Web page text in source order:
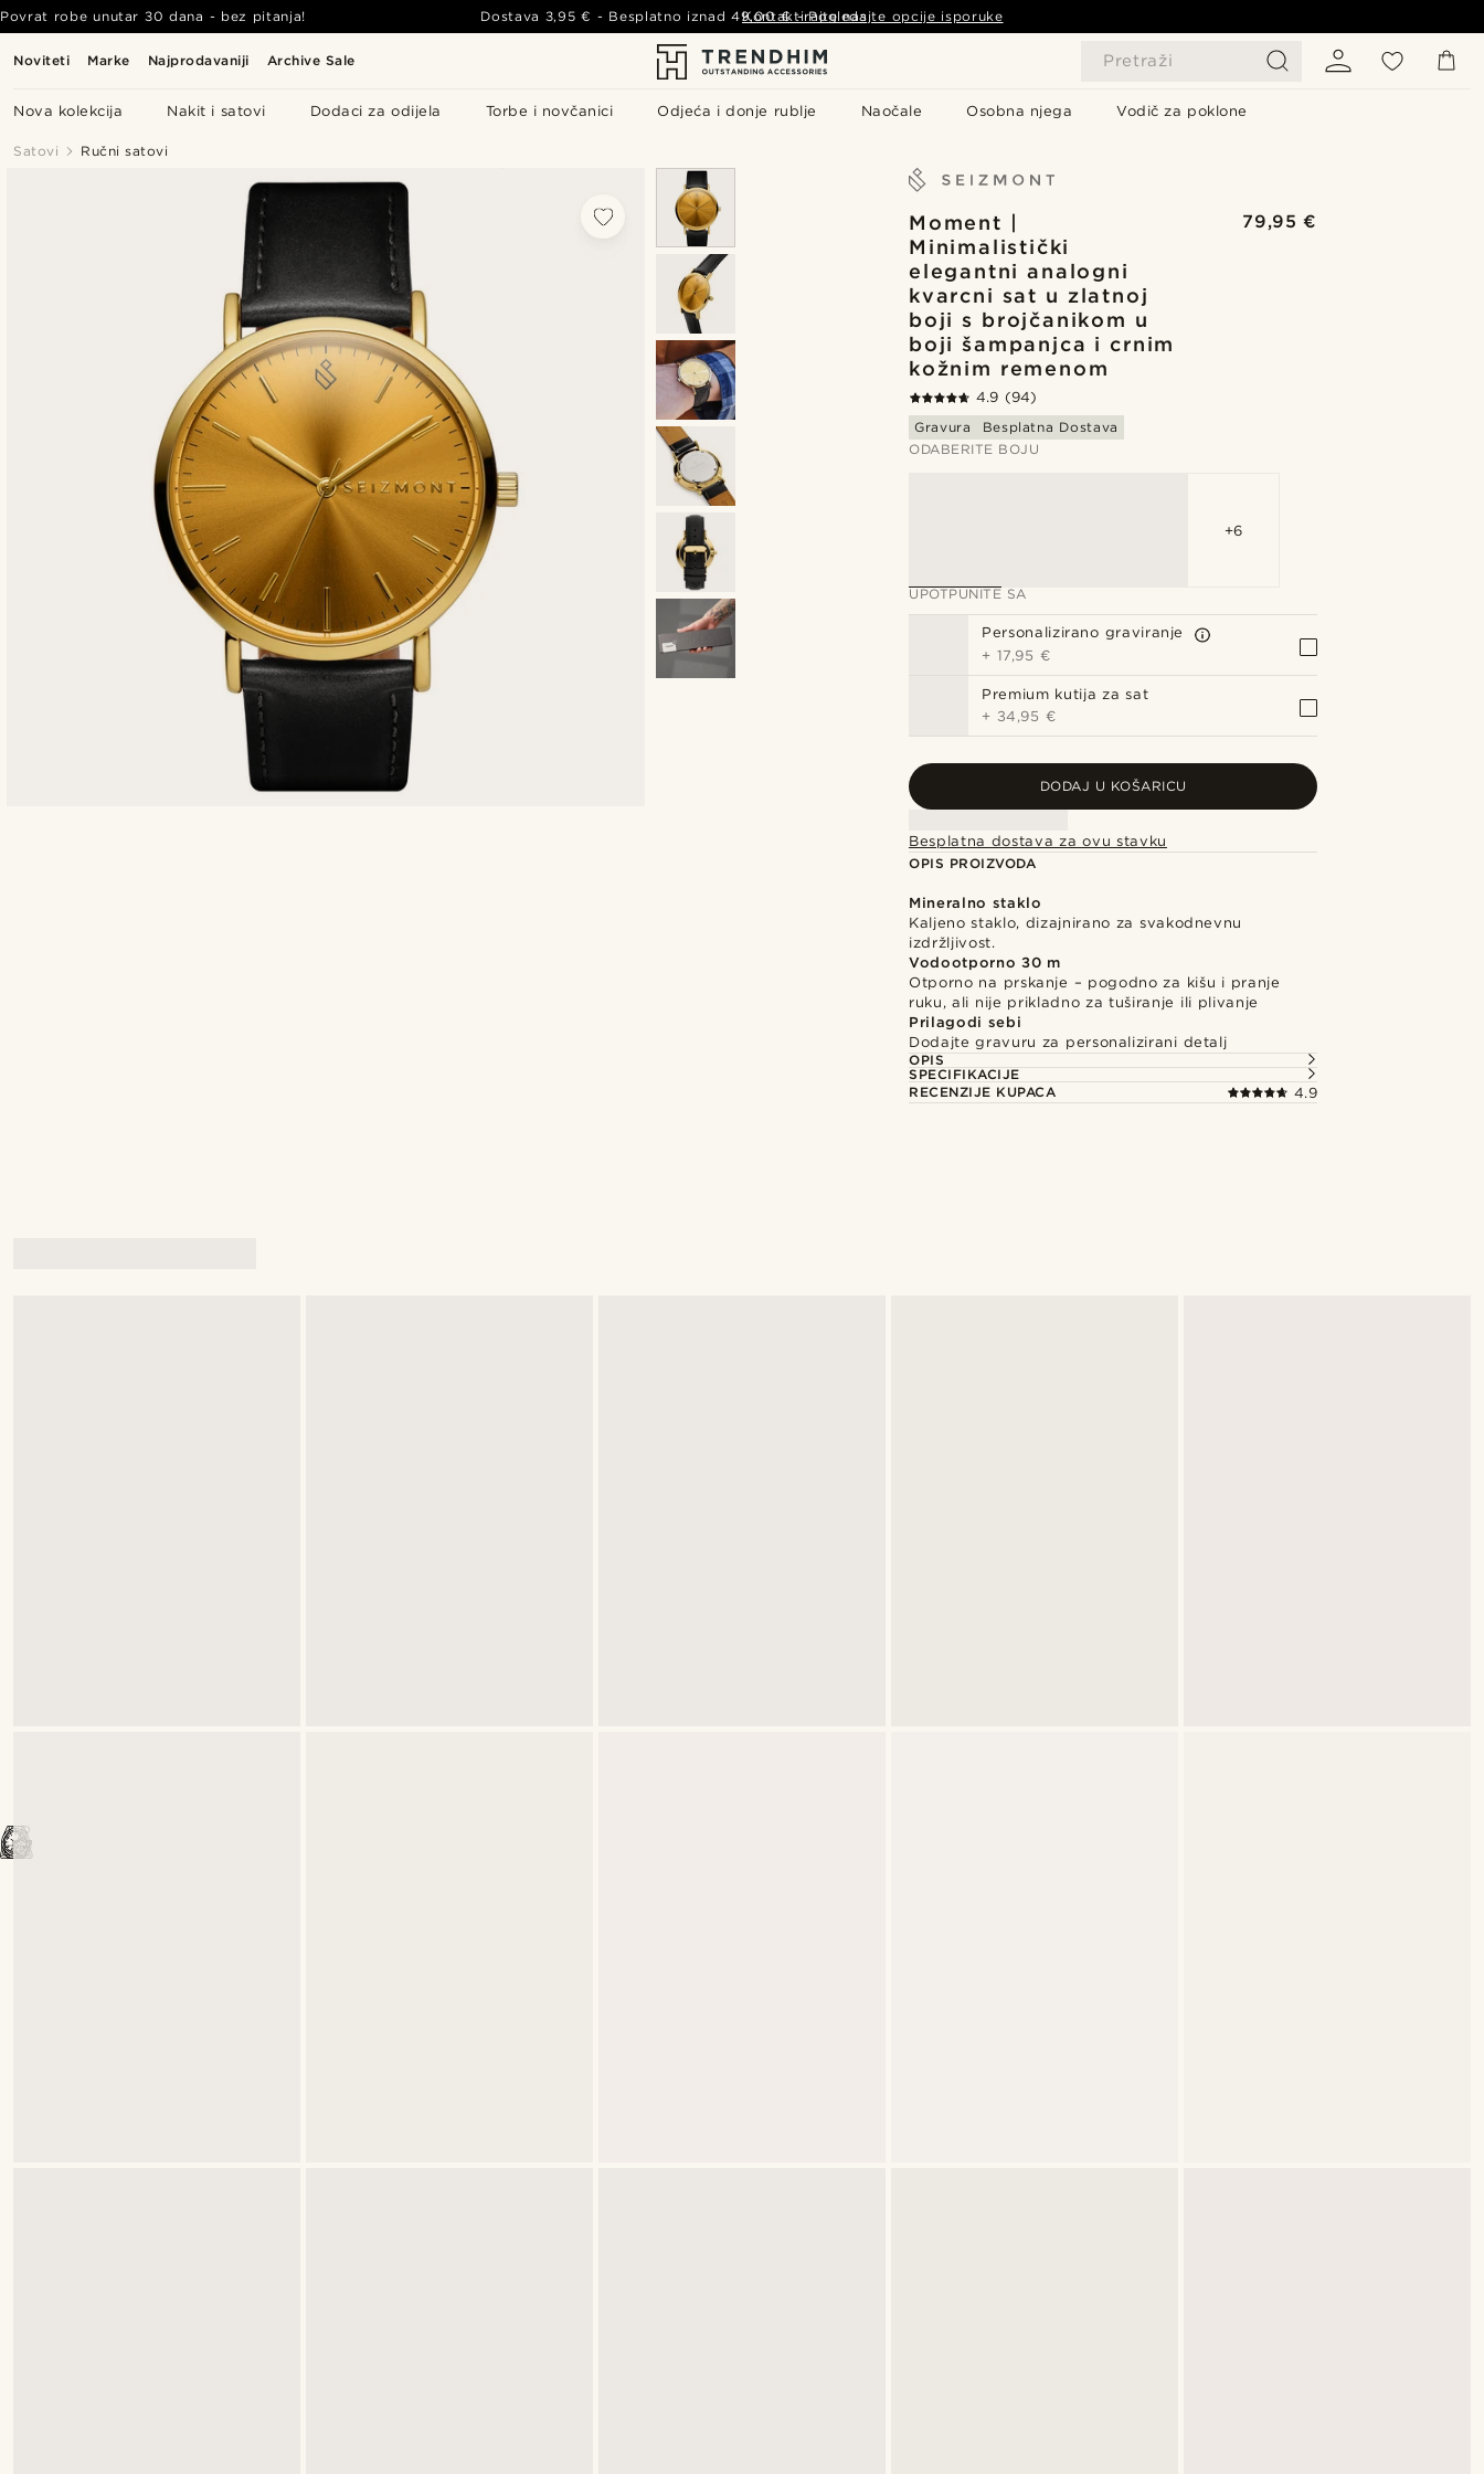
Noviteti Marke Najprodavaniji Archive Sale Pretraži
Nova kolekcija Nakit i satovi Dodaci za odijela Torbe i novčanici Odjeća i donje rublje Naočale Osobna njega Vodič za poklone
Povrat robe unutar 30 dana - bez pitanja! Dostava 3,95 € - Besplatno iznad49,00 € - Pogledajte opcije isporuke
Kontaktirajte nas
Satovi Ručni satovi
Moment |
Minimalistički
elegantni analogni
kvarcni sat u zlatnoj
boji s brojčanikom u
boji šampanjca i crnim
kožnim remenom
79,95 €
4.9 (94)
Gravura
Besplatna Dostava
ODABERITE BOJU
+6
UPOTPUNITE SA
Personalizirano graviranje
+ 17,95 €
Premium kutija za sat
+ 34,95 €
DODAJ U KOŠARICU
Besplatna dostava za ovu stavku
OPIS PROIZVODA
Mineralno staklo
Kaljeno staklo, dizajnirano za svakodnevnu
izdržljivost.
Vodootporno 30 m
Otporno na prskanje – pogodno za kišu i pranje
ruku, ali nije prikladno za tuširanje ili plivanje
Prilagodi sebi
Dodajte gravuru za personalizirani detalj
OPIS
SPECIFIKACIJE
RECENZIJE KUPACA
4.9